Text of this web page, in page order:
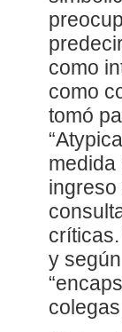
como
como
tomó
medida
y